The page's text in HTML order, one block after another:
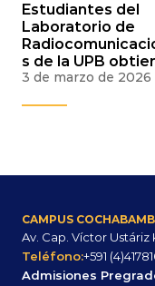
Estudiantes del
Laboratorio de
s de la UPB
becas para
3 de marzo de 2026
CAMPUS
Av. Cap. Víctor Ustáriz
Teléfono:+591
Admisiones